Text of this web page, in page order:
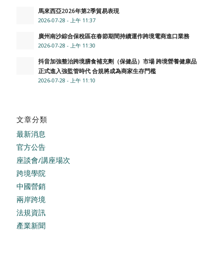
馬來西亞2026年第2季貿易表現
2026-07-28 - 上午 11:37
廣州南沙綜合保稅區在春節期間持續運作跨境電商進口業務
2026-07-28 - 上午 11:30
抖音加強整治跨境膳食補充劑（保健品）市場 跨境營養健康品
正式進入強監管時代 合規將成為商家生存門檻
2026-07-28 - 上午 11:10
文章分類
最新消息
官方公告
座談會/講座場次
跨境學院
中國營銷
兩岸跨境
法規資訊
產業新聞